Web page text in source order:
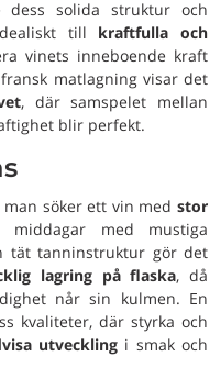
dess solida struktur och
till kraftfulla och
vinets inneboende kraft
matlagning visar det
, där samspelet mellan
blir perfekt.
söker ett vin med stor
med mustiga
tät tanninstruktur gör det
lagring på flaska, då
når sin kulmen. En
kvaliteter, där styrka och
utveckling i smak och